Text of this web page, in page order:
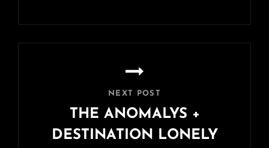
Post
NEXT POST
THE ANOMALYS +
DESTINATION LONELY